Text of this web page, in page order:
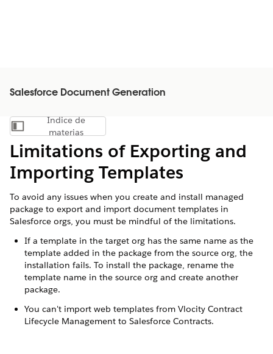
Salesforce Document Generation
Mostrar índice de materias
Índice de
materias
Limitations of Exporting and
Importing Templates
To avoid any issues when you create and install managed
package to export and import document templates in
Salesforce orgs, you must be mindful of the limitations.
If a template in the target org has the same name as the
template added in the package from the source org, the
installation fails. To install the package, rename the
template name in the source org and create another
package.
You can't import web templates from Vlocity Contract
Lifecycle Management to Salesforce Contracts.